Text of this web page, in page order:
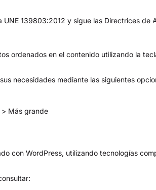
139803:2012 y sigue las Directrices de
ordenados en el contenido utilizando la
necesidades mediante las siguientes
> Más grande
con WordPress, utilizando tecnologías